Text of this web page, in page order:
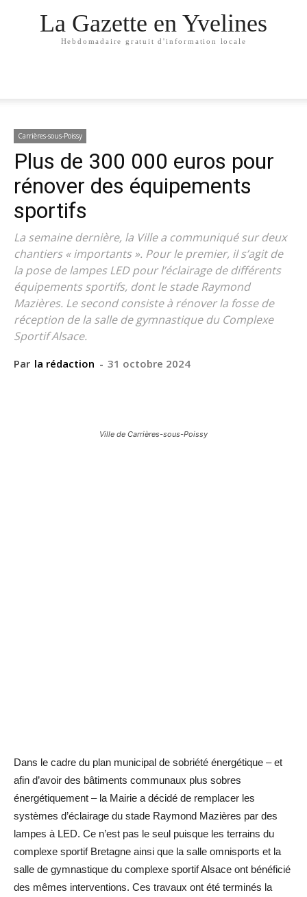
La Gazette en Yvelines
Hebdomadaire gratuit d'information locale
Carrières-sous-Poissy
Plus de 300 000 euros pour
rénover des équipements
sportifs
La semaine dernière, la Ville a communiqué sur deux
chantiers « importants ». Pour le premier, il s’agit de
la pose de lampes LED pour l’éclairage de différents
équipements sportifs, dont le stade Raymond
Mazières. Le second consiste à rénover la fosse de
réception de la salle de gymnastique du Complexe
Sportif Alsace.
Par la rédaction - 31 octobre 2024
Ville de Carrières-sous-Poissy
Dans le cadre du plan municipal de sobriété énergétique – et
afin d’avoir des bâtiments communaux plus sobres
énergétiquement – la Mairie a décidé de remplacer les
systèmes d’éclairage du stade Raymond Mazières par des
lampes à LED. Ce n’est pas le seul puisque les terrains du
complexe sportif Bretagne ainsi que la salle omnisports et la
salle de gymnastique du complexe sportif Alsace ont bénéficié
des mêmes interventions. Ces travaux ont été terminés la